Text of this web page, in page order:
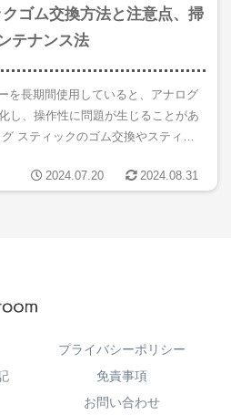
ゴム交換方法と注意点、掃
テナンス法
を長期間使用していると、アナログ
し、操作性に問題が生じることがあ
スティックのゴム交換やスティッ
プ... 2024.07.20 2024.08.31
プライバシーポリシー
免責事項
お問い合わせ